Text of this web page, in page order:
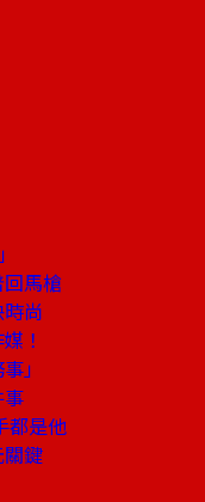
馬槍
尚
！
」
都是他
鍵